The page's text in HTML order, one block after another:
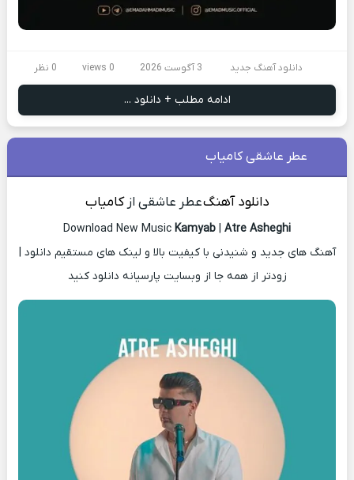
دانلود آهنگ جدید 3 آگوست 2026 0 views 0 نظر
ادامه مطلب + دانلود ...
عطر عاشقی کامیاب
دانلود آهنگعطر عاشقی ازکامیاب
Download New Music Kamyab | Atre Asheghi
آهنگ های جدید و شنیدنی با کیفیت بالا و لینک های مستقیم دانلود |
زودتر از همه جا از وبسایت پارسیانه دانلود کنید